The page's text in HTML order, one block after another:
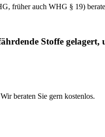
früher auch WHG § 19)
Stoffe
beraten Sie gern kostenlos.